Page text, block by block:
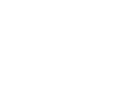
ที่บ้าน
งแต่ทฤษฎี
ารผสม 5 วิธี